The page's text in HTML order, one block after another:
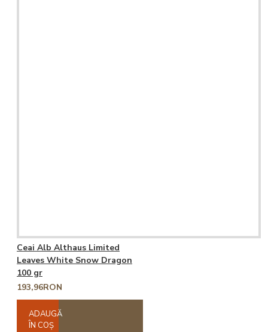
Ceai Alb Althaus Limited
Leaves White Snow Dragon
100 gr
193,96RON
ADAUGĂ
ÎN COŞ